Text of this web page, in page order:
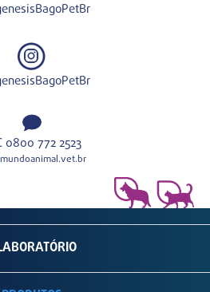
0800 772 2523